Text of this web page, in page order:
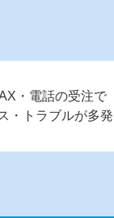
・電話の受注で
・トラブルが多発